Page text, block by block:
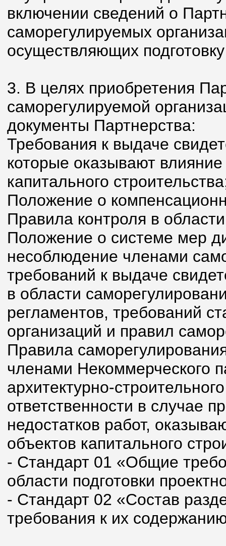
включении сведений о
саморегулируемых
осуществляющих
3. В целях приобретения
саморегулируемой
документы Партнерства:
Требования к выдаче
которые оказывают
капитального
Положение о
Правила контроля в
Положение о системе мер
несоблюдение членами
требований к выдаче
в области
регламентов, требований
организаций и правил
Правила
членами Некоммерческого
архитектурно-
ответственности в случае
недостатков работ,
объектов капитального
- Стандарт 01 «Общие
области подготовки
- Стандарт 02 «Состав
требования к их